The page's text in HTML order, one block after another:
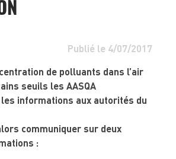
Publié le 4/07/2017
de polluants dans l’air
seuils les AASQA
informations aux autorités du
communiquer sur deux
: